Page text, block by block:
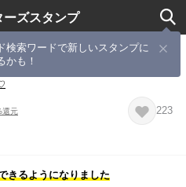
ーズスタンプ
検索ワードで新しいスタンプに
かも！
ちゃんず♡
還元 223
きるようになりました